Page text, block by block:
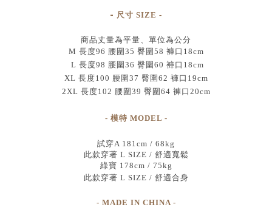
- 尺寸 SIZE -
商品丈量為平量、單位為公分
M 長度96 腰圍35 臀圍58 褲口18cm
L 長度98 腰圍36 臀圍60 褲口18cm
XL 長度100 腰圍37 臀圍62 褲口19cm
2XL 長度102 腰圍39 臀圍64 褲口20cm
- 模特 MODEL -
試穿A 181cm / 68kg
此款穿著 L SIZE / 舒適寬鬆
綠寶 178cm / 75kg
此款穿著 L SIZE / 舒適合身
- MADE IN CHINA -